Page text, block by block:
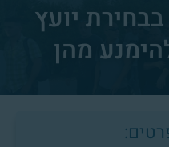
יועץ
מהן